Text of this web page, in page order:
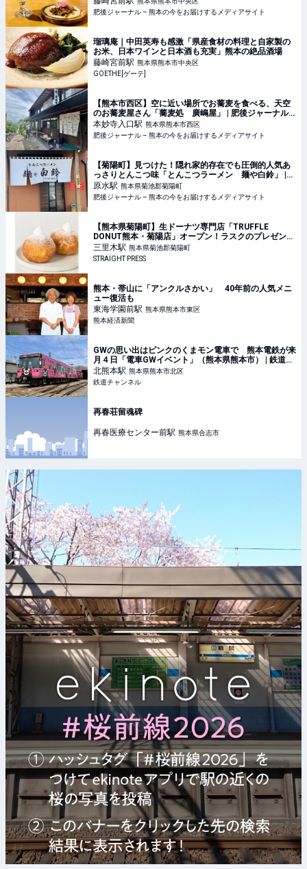
けするメディアサイト
肥後ジャーナル – 熊本の今をお届けするメディアサイト
瑠璃庵｜中田英寿も感激「県産食材の料理と自家製の
お米、日本ワインと日本酒も充実」熊本の絶品酒場
藤崎宮前駅 熊本県熊本市中央区
GOETHE[ゲーテ]
【熊本市西区】空に近い場所でお蕎麦を食べる、天空
のお蕎麦屋さん「蕎麦処 廣嶋屋」 | 肥後ジャーナル –
熊本の今をお届けするメディアサイト
本妙寺入口駅 熊本県熊本市西区
肥後ジャーナル – 熊本の今をお届けするメディアサイト
【菊陽町】見つけた！隠れ家的存在でも圧倒的人気あ
っさりとんこつ味「とんこつラーメン 麺や白鈴」 |
肥後ジャーナル – 熊本の今をお届けするメディアサイ
ト
原水駅 熊本県菊池郡菊陽町
肥後ジャーナル – 熊本の今をお届けするメディアサイト
【熊本県菊陽町】生ドーナツ専門店「TRUFFLE
DONUT熊本・菊陽店」オープン！ラスクのプレゼント
も
三里木駅 熊本県菊池郡菊陽町
STRAIGHT PRESS
熊本・帯山に「アンクルさかい」 40年前の人気メニ
ュー復活も
東海学園前駅 熊本県熊本市東区
熊本経済新聞
GWの思い出はピンクのくまモン電車で 熊本電鉄が来
月４日「電車GWイベント」（熊本県熊本市） | 鉄道ニ
ュース | 鉄道チャンネル
北熊本駅 熊本県熊本市北区
鉄道チャンネル
再春荘留魂碑
再春医療センター前駅 熊本県合志市